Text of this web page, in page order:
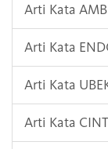
Arti Kata
Arti Kata
Arti Kata
Arti Kata